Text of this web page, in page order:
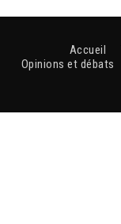
Accueil
Opinions et débats